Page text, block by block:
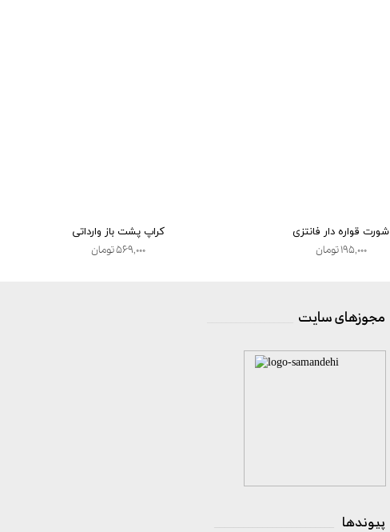
کراپ پشت باز وارداتی
۵۶۹,۰۰۰ تومان
شورت قواره دار فانتزی
۱۹۵,۰۰۰ تومان
مجوزهای سایت
پیوندها _________________________